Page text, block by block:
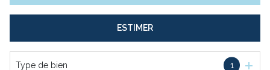
ESTIMER
Type de bien 1